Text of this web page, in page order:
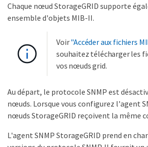
Chaque nœud StorageGRID supporte
ensemble d'objets MIB-II.
Voir"Accéder aux fichiers
souhaitez télécharger les
vos nœuds grid.
Au départ, le protocole SNMP est
nœuds. Lorsque vous configurez l'agent
nœuds StorageGRID reçoivent la même
L'agent SNMP StorageGRID prend en